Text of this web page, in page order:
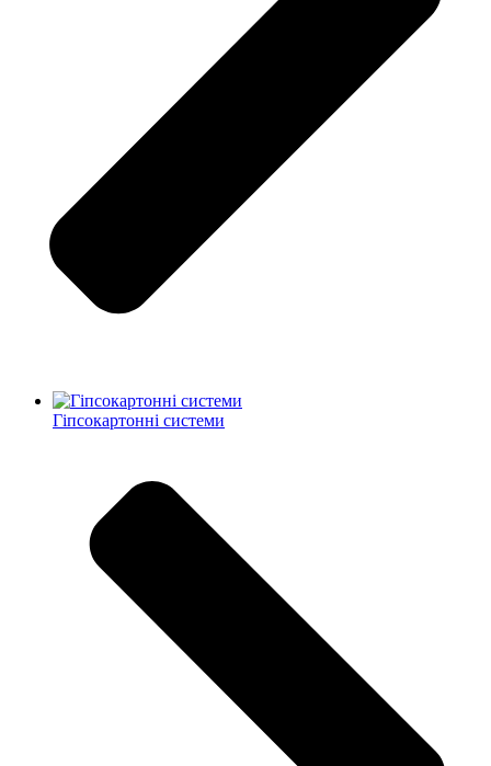
Гіпсокартонні системи